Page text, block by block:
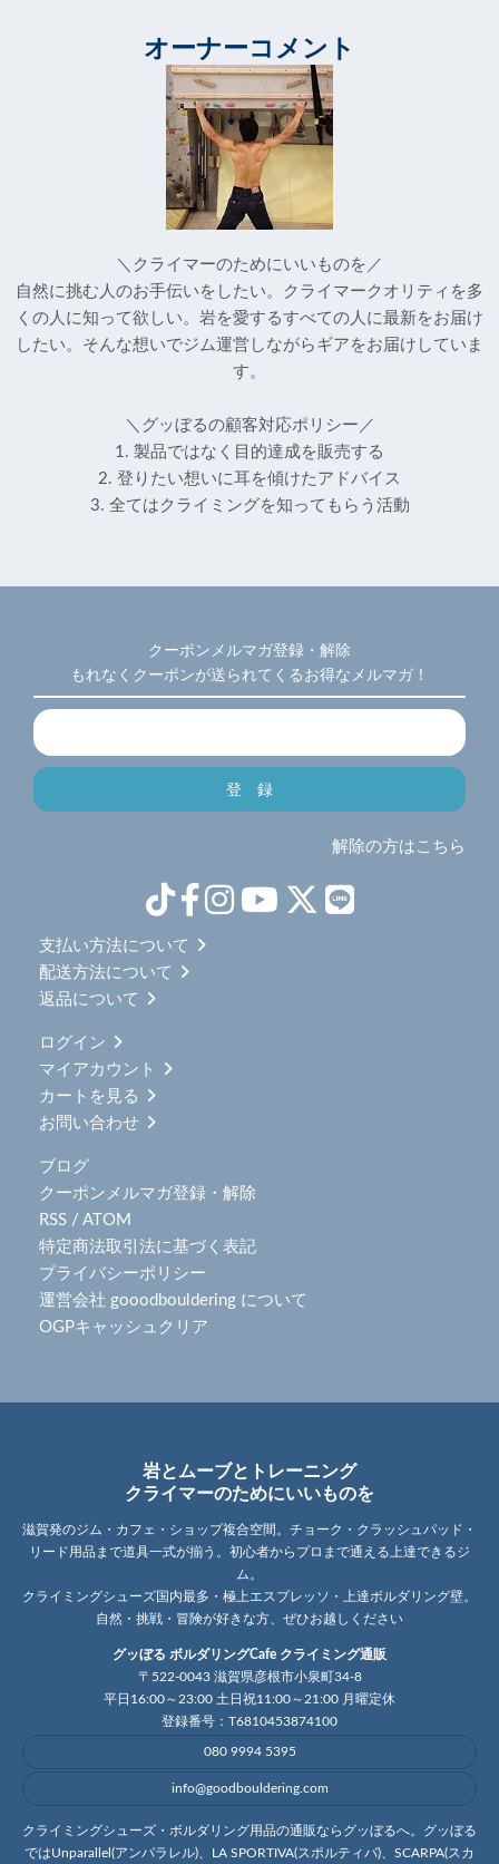
オーナーコメント
＼クライマーのためにいいものを／
自然に挑む人のお手伝いをしたい。クライマークオリティを多
くの人に知って欲しい。岩を愛するすべての人に最新をお届け
したい。そんな想いでジム運営しながらギアをお届けしていま
す。
＼グッぼるの顧客対応ポリシー／
1. 製品ではなく目的達成を販売する
2. 登りたい想いに耳を傾けたアドバイス
3. 全てはクライミングを知ってもらう活動
クーポンメルマガ登録・解除
もれなくクーポンが送られてくるお得なメルマガ！
解除の方はこちら
支払い方法について
配送方法について
返品について
ログイン
マイアカウント
カートを見る
お問い合わせ
ブログ
クーポンメルマガ登録・解除
RSS / ATOM
特定商法取引法に基づく表記
プライバシーポリシー
運営会社 gooodbouldering について
OGPキャッシュクリア
岩とムーブとトレーニング
クライマーのためにいいものを
滋賀発のジム・カフェ・ショップ複合空間。チョーク・クラッシュパッド・
リード用品まで道具一式が揃う。初心者からプロまで通える上達できるジ
ム。
クライミングシューズ国内最多・極上エスプレッソ・上達ボルダリング壁。
自然・挑戦・冒険が好きな方、ぜひお越しください
グッぼる ボルダリングCafe クライミング通販
〒522-0043 滋賀県彦根市小泉町34-8
平日16:00～23:00 土日祝11:00～21:00 月曜定休
登録番号：T6810453874100
080 9994 5395
info@goodbouldering.com
クライミングシューズ・ボルダリング用品の通販ならグッぼるへ。グッぼる
ではUnparallel(アンパラレル)、LA SPORTIVA(スポルティバ)、SCARPA(スカ